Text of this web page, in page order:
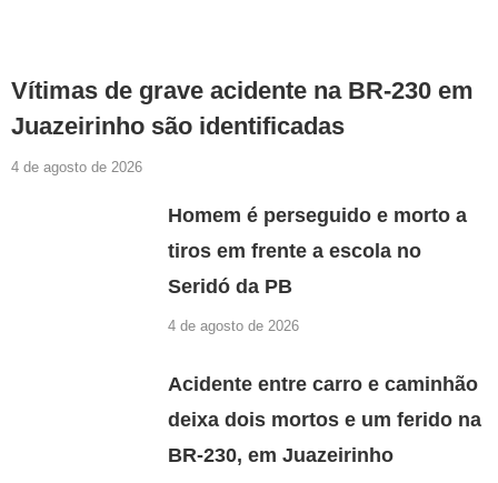
Vítimas de grave acidente na BR-230 em
Juazeirinho são identificadas
4 de agosto de 2026
Homem é perseguido e morto a
tiros em frente a escola no
Seridó da PB
4 de agosto de 2026
Acidente entre carro e caminhão
deixa dois mortos e um ferido na
BR-230, em Juazeirinho